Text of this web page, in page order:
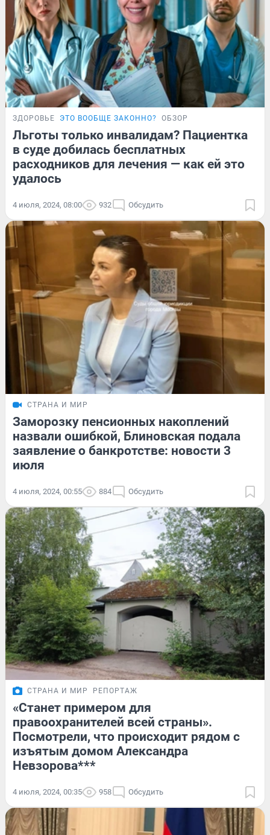
ЗДОРОВЬЕ ЭТО ВООБЩЕ ЗАКОННО? ОБЗОР
Льготы только инвалидам? Пациентка
в суде добилась бесплатных
расходников для лечения — как ей это
удалось
4 июля, 2024, 08:00 932 Обсудить
СТРАНА И МИР
Заморозку пенсионных накоплений
назвали ошибкой, Блиновская подала
заявление о банкротстве: новости 3
июля
4 июля, 2024, 00:55 884 Обсудить
СТРАНА И МИР РЕПОРТАЖ
«Станет примером для
правоохранителей всей страны».
Посмотрели, что происходит рядом с
изъятым домом Александра
Невзорова***
4 июля, 2024, 00:35 958 Обсудить